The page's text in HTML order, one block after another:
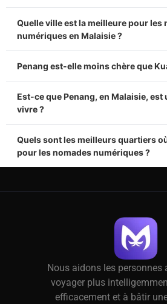
Quelle ville est la meilleure pour les
numériques en Malaisie ?
Penang est-elle moins chère que
Est-ce que Penang, en Malaisie,
vivre ?
Quels sont les meilleurs quartiers
pour les nomades numériques ?
Nous aidons les personnes
voyager plus
efficacement et à bâtir